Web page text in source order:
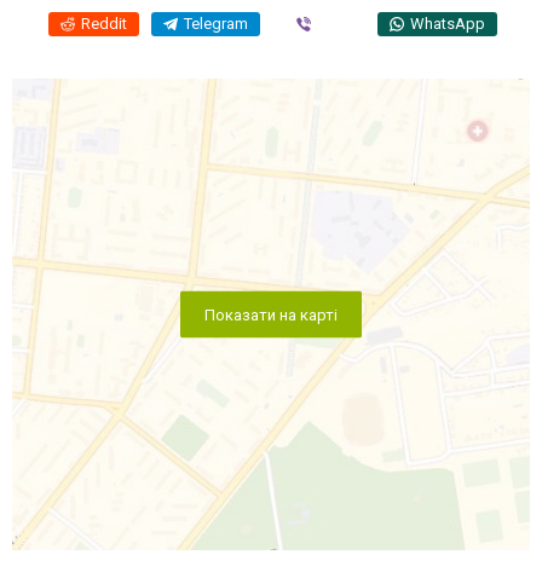
Reddit Telegram WhatsApp
Показати на карті